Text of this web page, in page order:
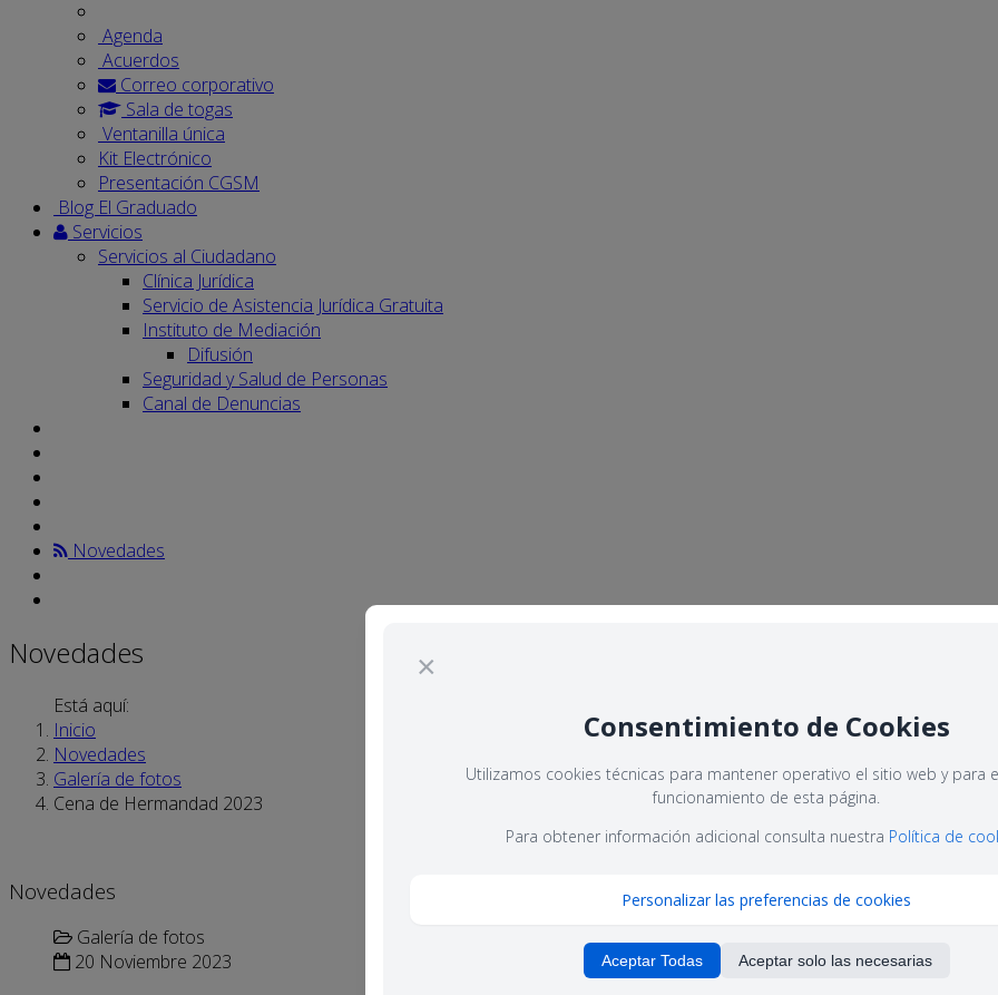
Agenda
Acuerdos
Correo corporativo
Sala de togas
Ventanilla única
Kit Electrónico
Presentación CGSM
Blog El Graduado
Servicios
Servicios al Ciudadano
Clínica Jurídica
Servicio de Asistencia Jurídica Gratuita
Instituto de Mediación
Difusión
Seguridad y Salud de Personas
Canal de Denuncias
Novedades
Novedades
Está aquí:
Inicio
Novedades
Galería de fotos
Cena de Hermandad 2023
Novedades
Galería de fotos
20 Noviembre 2023
×
Consentimiento de Cookies
Utilizamos cookies técnicas para mantener operativo el sitio web y para
funcionamiento de esta página.
Para obtener información adicional consulta nuestra Política de
Personalizar las preferencias de cookies
Aceptar Todas Aceptar solo las necesarias